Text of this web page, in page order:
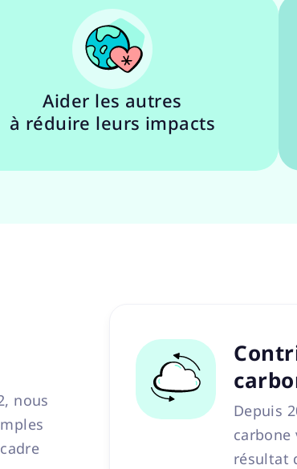
Aider les autres
à réduire leurs impacts
nous
Depuis
carbone
résultat